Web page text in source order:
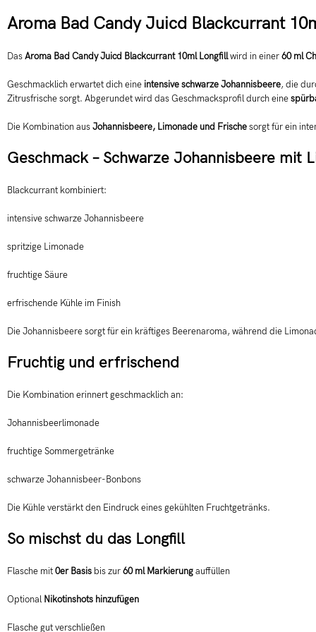
Aroma Bad Candy Juicd Blackcurrant
DasAroma Bad Candy Juicd Blackcurrant 10ml Longfillwird in einer60 ml
Geschmacklich erwartet dich eine intensive schwarze Johannisbeere, die
Zitrusfrische sorgt. Abgerundet wird das Geschmacksprofil durch eine
Die Kombination ausJohannisbeere, Limonade und Frischesorgt für ein
Geschmack – Schwarze Johannisbeere mit
Blackcurrant kombiniert:
intensive schwarze Johannisbeere
spritzige Limonade
fruchtige Säure
erfrischende Kühle im Finish
Die Johannisbeere sorgt für ein kräftiges Beerenaroma, während die
Fruchtig und erfrischend
Die Kombination erinnert geschmacklich an:
Johannisbeerlimonade
fruchtige Sommergetränke
schwarze Johannisbeer-Bonbons
Die Kühle verstärkt den Eindruck eines gekühlten Fruchtgetränks.
So mischst du das Longfill
Flasche mit0er Basis bis zur60 ml Markierungauffüllen
OptionalNikotinshots hinzufügen
Flasche gut verschließen